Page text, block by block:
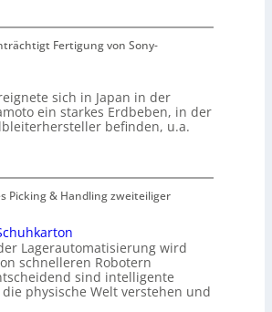
Fertigung von Sony-
sich in Japan in der
ein starkes Erdbeben, in der
befinden, u.a.
Picking & Handling zweiteiliger
Lagerautomatisierung wird
schnelleren Robotern
sind intelligente
die physische Welt verstehen und